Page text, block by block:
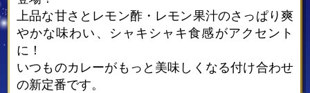
上品な甘さとレモン酢・レモン果汁のさっぱり爽
やかな味わい、シャキシャキ食感がアクセント
に！
いつものカレーがもっと美味しくなる付け合わせ
の新定番です。